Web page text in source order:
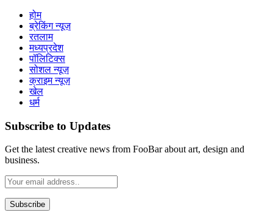
होम
ब्रेकिंग न्यूज़
रतलाम
मध्यप्रदेश
पॉलिटिक्स
सोशल न्यूज़
क्राइम न्यूज़
खेल
धर्म
Subscribe to Updates
Get the latest creative news from FooBar about art, design and
business.